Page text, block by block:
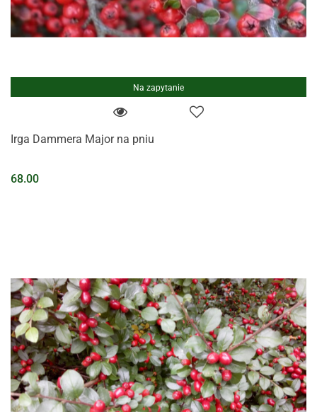
Na zapytanie
Irga Dammera Major na pniu
68.00